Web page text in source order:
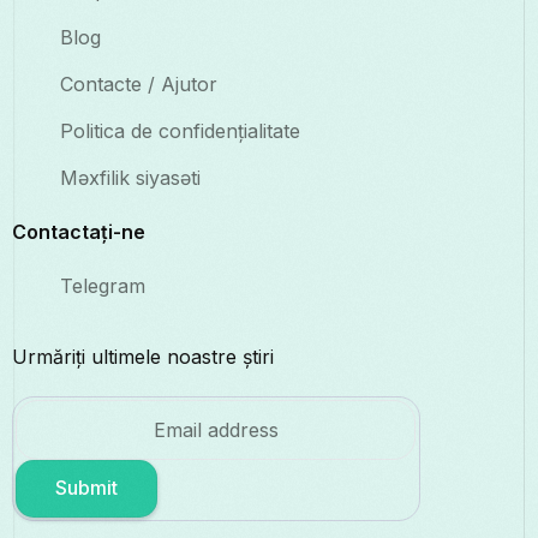
Blog
Contacte / Ajutor
Politica de confidențialitate
Məxfilik siyasəti
Contactați-ne
Telegram
Urmăriți ultimele noastre știri
Submit